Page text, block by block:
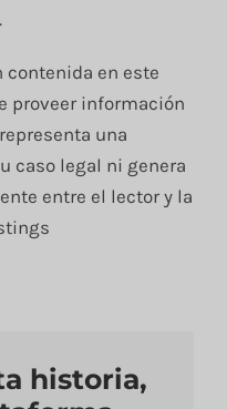
contenida en este
proveer información
una
caso legal ni genera
entre el lector y la
historia,